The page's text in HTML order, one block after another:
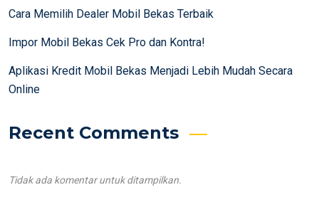
Cara Memilih Dealer Mobil Bekas Terbaik
Impor Mobil Bekas Cek Pro dan Kontra!
Aplikasi Kredit Mobil Bekas Menjadi Lebih Mudah Secara
Online
Recent Comments
Tidak ada komentar untuk ditampilkan.